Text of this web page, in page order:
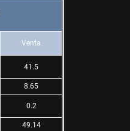
Venta
41.5
8.65
0.2
49.14